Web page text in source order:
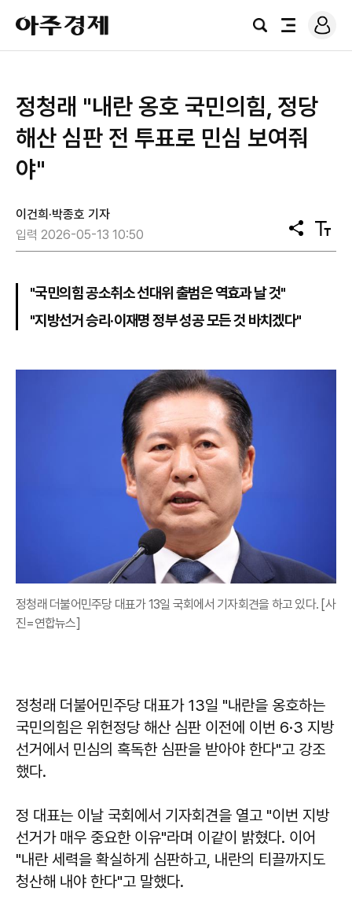
아
주
경
검
전
로
그
​​​​​​​정청래 "내란 옹호 국민의힘, 정당
해산 심판 전 투표로 민심 보여줘
야"
이건희·박종호 기자
입력 2026-05-13 10:50
공
유
텍
스
"국민의힘 공소취소 선대위 출범은 역효과 날 것"
"지방선거 승리·이재명 정부 성공 모든 것 바치겠다"
정청래 더불어민주당 대표가 13일 국회에서 기자회견을 하고 있다. [사
진=연합뉴스]
정청래 더불어민주당 대표가 13일 "내란을 옹호하는
국민의힘은 위헌정당 해산 심판 이전에 이번 6·3 지방
선거에서 민심의 혹독한 심판을 받아야 한다"고 강조
했다.
정 대표는 이날 국회에서 기자회견을 열고 "이번 지방
선거가 매우 중요한 이유"라며 이같이 밝혔다. 이어
"내란 세력을 확실하게 심판하고, 내란의 티끌까지도
청산해 내야 한다"고 말했다.